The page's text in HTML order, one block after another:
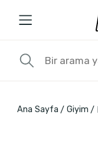
Ana Sayfa Giyim